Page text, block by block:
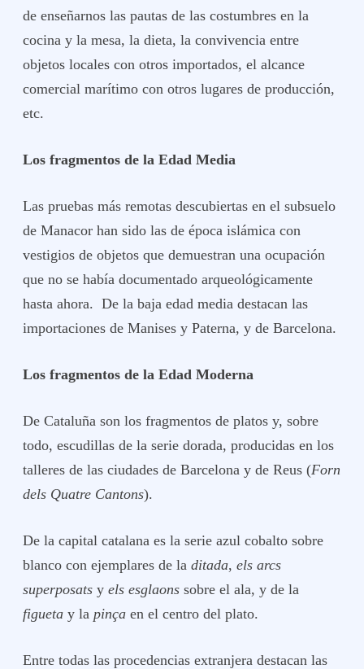
de enseñarnos las pautas de las costumbres en la
cocina y la mesa, la dieta, la convivencia entre
objetos locales con otros importados, el alcance
comercial marítimo con otros lugares de producción,
etc.
Los fragmentos de la Edad Media
Las pruebas más remotas descubiertas en el subsuelo
de Manacor han sido las de época islámica con
vestigios de objetos que demuestran una ocupación
que no se había documentado arqueológicamente
hasta ahora.De la baja edad media destacan las
importaciones de Manises y Paterna, y de Barcelona.
Los fragmentos de la Edad Moderna
De Cataluña son los fragmentos de platos y, sobre
todo, escudillas de la serie dorada, producidas en los
talleres de las ciudades de Barcelona y de Reus (Forn
dels Quatre Cantons).
De la capital catalana es la serie azul cobalto sobre
blanco con ejemplares de laditada,els arcs
superposats yels esglaons sobre el ala, y de la
figueta y la pinça en el centro del plato.
Entre todas las procedencias extranjera destacan las